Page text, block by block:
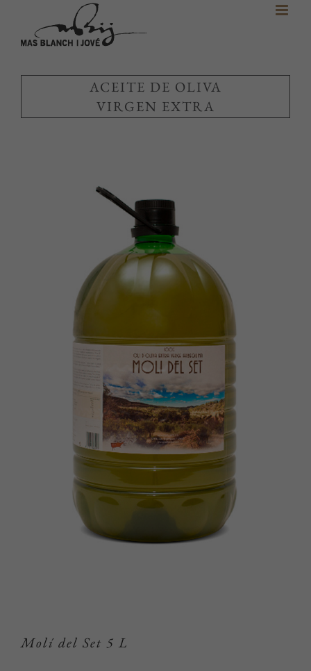
content
ACEITE DE OLIVA
VIRGEN EXTRA
Molí del Set 5 L